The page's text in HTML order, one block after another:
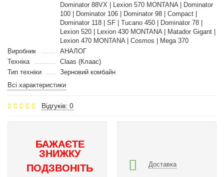
Dominator 88VX | Lexion 570 MONTANA | Dominator
100 | Dominator 106 | Dominator 98 | Compact |
Dominator 118 | SF | Tucano 450 | Dominator 78 |
Lexion 520 | Lexion 430 MONTANA | Matador Gigant |
Lexion 470 MONTANA | Cosmos | Mega 370
Виробник
АНАЛОГ
Техніка
Claas (Клаас)
Тип техніки
Зерновий комбайн
Всі характеристики
Відгуків: 0
БАЖАЄТЕ
ЗНИЖКУ
ПОДЗВОНІТЬ
Доставка